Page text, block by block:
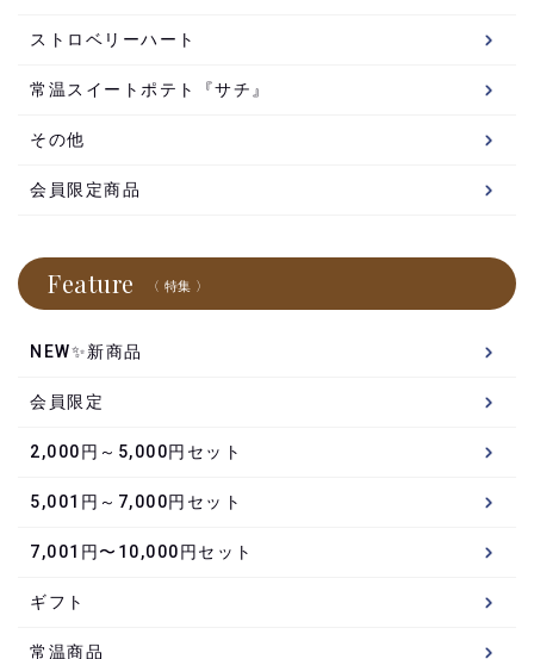
ストロベリーハート
常温スイートポテト『サチ』
その他
会員限定商品
Feature 〈 特集 〉
NEW✨新商品
会員限定
2,000円～5,000円セット
5,001円～7,000円セット
7,001円〜10,000円セット
ギフト
常温商品